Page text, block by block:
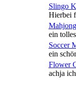
Slingo
Hierbei
ein
Soccer
ein
Flower
achja